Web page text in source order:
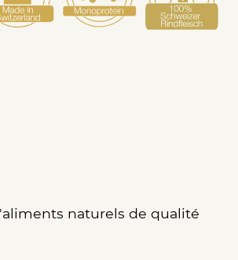
naturels de qualité